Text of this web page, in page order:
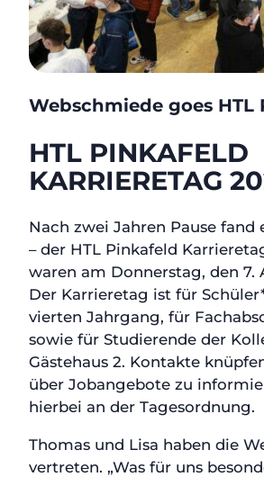
Webschmiede goes HTL
HTL PINKAFELD
KARRIERETAG
Nach zwei Jahren Pause fand
– der HTL Pinkafeld
waren am Donnerstag, den 7.
Der Karrieretag ist für
vierten Jahrgang, für
sowie für Studierende der
Gästehaus 2. Kontakte
über Jobangebote zu
hierbei an der Tagesordnung.
Thomas und Lisa haben die
vertreten. „Was für uns